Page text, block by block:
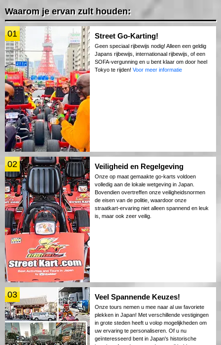
Waarom je ervan zult houden:
01 Street Go-Karting!
Geen speciaal rijbewijs nodig! Alleen een geldig
Japans rijbewijs, internationaal rijbewijs, of een
SOFA-vergunning en u bent klaar om door heel
Tokyo te rijden! Voor meer informatie
02 Veiligheid en Regelgeving
Onze op maat gemaakte go-karts voldoen
volledig aan de lokale wetgeving in Japan.
Bovendien overtreffen onze veiligheidsnormen
de eisen van de politie, waardoor onze
straatkart-ervaring niet alleen spannend en leuk
is, maar ook zeer veilig.
03 Veel Spannende Keuzes!
Onze tours nemen u mee naar al uw favoriete
plekken in Japan! Met verschillende vestigingen
in grote steden heeft u volop mogelijkheden om
uw ervaring te personaliseren. Of u nu
geïnteresseerd bent in Japan's historische